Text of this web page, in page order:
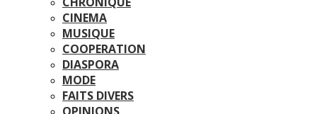
CINEMA
MUSIQUE
COOPERATION
DIASPORA
MODE
FAITS DIVERS